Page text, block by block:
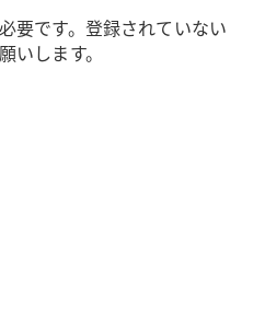
要です。登録されていない
いします。